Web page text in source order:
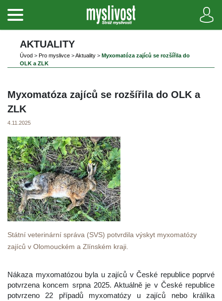
AKTUALITY
Úvod > Pro myslivce >Aktuality > Myxomatóza zajíců se rozšířila do
OLK a ZLK
Myxomatóza zajíců se rozšířila do OLK a
ZLK
4.11.2025
Státní veterinární správa (SVS) potvrdila výskyt myxomatózy
zajíců v Olomouckém a Zlínském kraji.
Nákaza myxomatózou byla u zajíců v České republice poprvé
potvrzena koncem srpna 2025. Aktuálně je v České republice
potvrzeno 22 případů myxomatózy u zajíců nebo králíka